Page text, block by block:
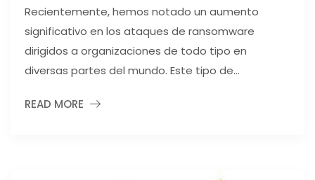
Recientemente, hemos notado un aumento
significativo en los ataques de ransomware
dirigidos a organizaciones de todo tipo en
diversas partes del mundo. Este tipo de...
READ MORE